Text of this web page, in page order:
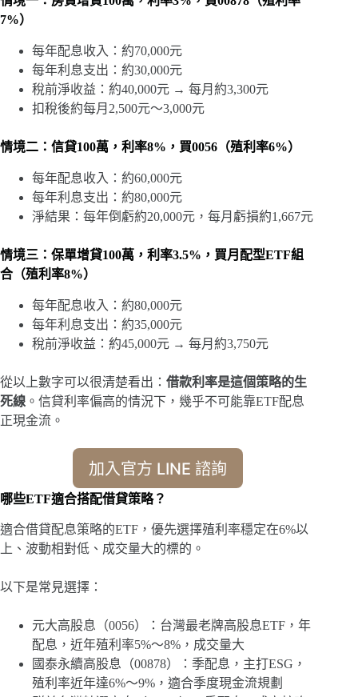
7%）
每年配息收入：約70,000元
每年利息支出：約30,000元
稅前淨收益：約40,000元 → 每月約3,300元
扣稅後約每月2,500元～3,000元
情境二：信貸100萬，利率8%，買0056（殖利率6%）
每年配息收入：約60,000元
每年利息支出：約80,000元
淨結果：每年倒虧約20,000元，每月虧損約1,667元
情境三：保單增貸100萬，利率3.5%，買月配型ETF組
合（殖利率8%）
每年配息收入：約80,000元
每年利息支出：約35,000元
稅前淨收益：約45,000元 → 每月約3,750元
從以上數字可以很清楚看出： 借款利率是這個策略的生
死線 。信貸利率偏高的情況下，幾乎不可能靠ETF配息
正現金流。
加入官方 LINE 諮詢
哪些ETF適合搭配借貸策略？
適合借貸配息策略的ETF，優先選擇殖利率穩定在6%以
上、波動相對低、成交量大的標的。
以下是常見選擇：
元大高股息（0056）：台灣最老牌高股息ETF，年
配息，近年殖利率5%～8%，成交量大
國泰永續高股息（00878）：季配息，主打ESG，
殖利率近年達6%～9%，適合季度現金流規劃